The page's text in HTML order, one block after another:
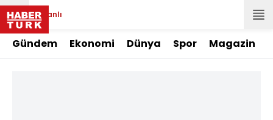
Canlı
Gündem Ekonomi Dünya Spor Magazin